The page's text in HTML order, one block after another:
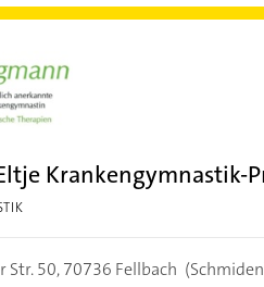
Krankengymnastik-
Str. 50,70736 Fellbach